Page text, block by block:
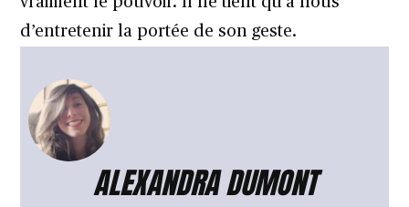
d’entretenir la portée de son geste.
ALEXANDRA DUMONT